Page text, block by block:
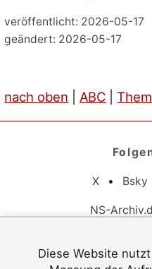
veröffentlicht: 2026-05-17
geändert: 2026-05-17
nach oben |ABC |
X • Bsky
NS-
Diese Website